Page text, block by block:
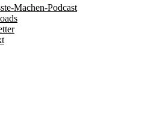
Machen-Podcast